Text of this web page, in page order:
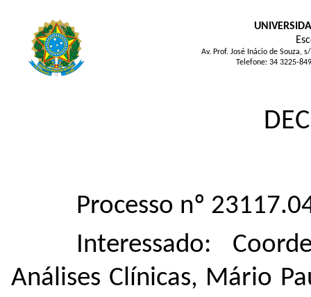
Av. Prof. José Inácio de Souza,
Telefone: 34 3225-
Processo nº
Interessado:
Análises Clínicas, Mário